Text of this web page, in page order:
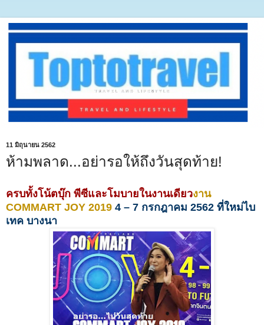
11 มิถุนายน 2562
ห้ามพลาด...อย่ารอให้ถึงวันสุดท้าย!
ครบทั้งโน้ตบุ๊ก พีซีและโมบายในงานเดียวงาน
COMMART JOY 2019 4 – 7 กรกฎาคม 2562 ที่ใหม่ไบ
เทค บางนา